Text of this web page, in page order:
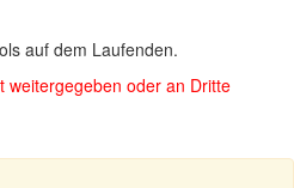
auf dem Laufenden.
weitergegeben oder an Dritte